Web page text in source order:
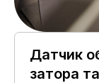
Датчик
затора